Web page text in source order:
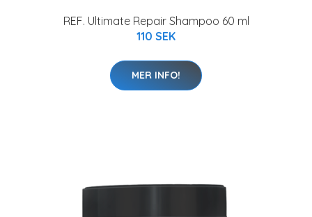
REF. Ultimate Repair Shampoo 60 ml
110 SEK
MER INFO!